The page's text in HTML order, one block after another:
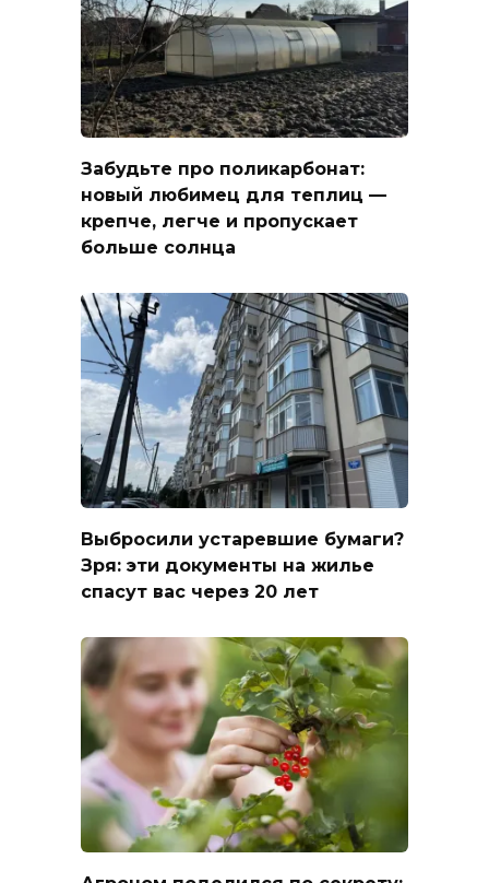
Забудьте про поликарбонат:
новый любимец для теплиц —
крепче, легче и пропускает
больше солнца
Выбросили устаревшие бумаги?
Зря: эти документы на жилье
спасут вас через 20 лет